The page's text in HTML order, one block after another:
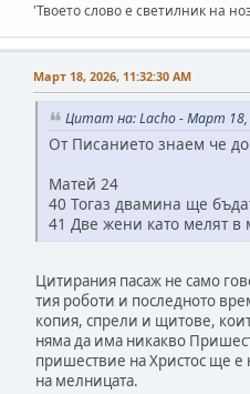
'Твоето слово е светилник на
Март 18, 2026, 11:32:30 AM
Цитат на: Lacho - Март 18,
От Писанието знаем че
Матей 24
40 Тогаз двамина ще
41 Две жени като мелят в
Цитирания пасаж не само
тия роботи и последното
копия, спрели и щитове,
няма да има никакво
пришествие на Христос ще е
на мелницата.